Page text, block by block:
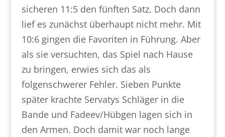
sicheren 11:5 den fünften Satz. Doch dann
lief es zunächst überhaupt nicht mehr. Mit
10:6 gingen die Favoriten in Führung. Aber
als sie versuchten, das Spiel nach Hause
zu bringen, erwies sich das als
folgenschwerer Fehler. Sieben Punkte
später krachte Servatys Schläger in die
Bande und Fadeev/Hübgen lagen sich in
den Armen. Doch damit war noch lange